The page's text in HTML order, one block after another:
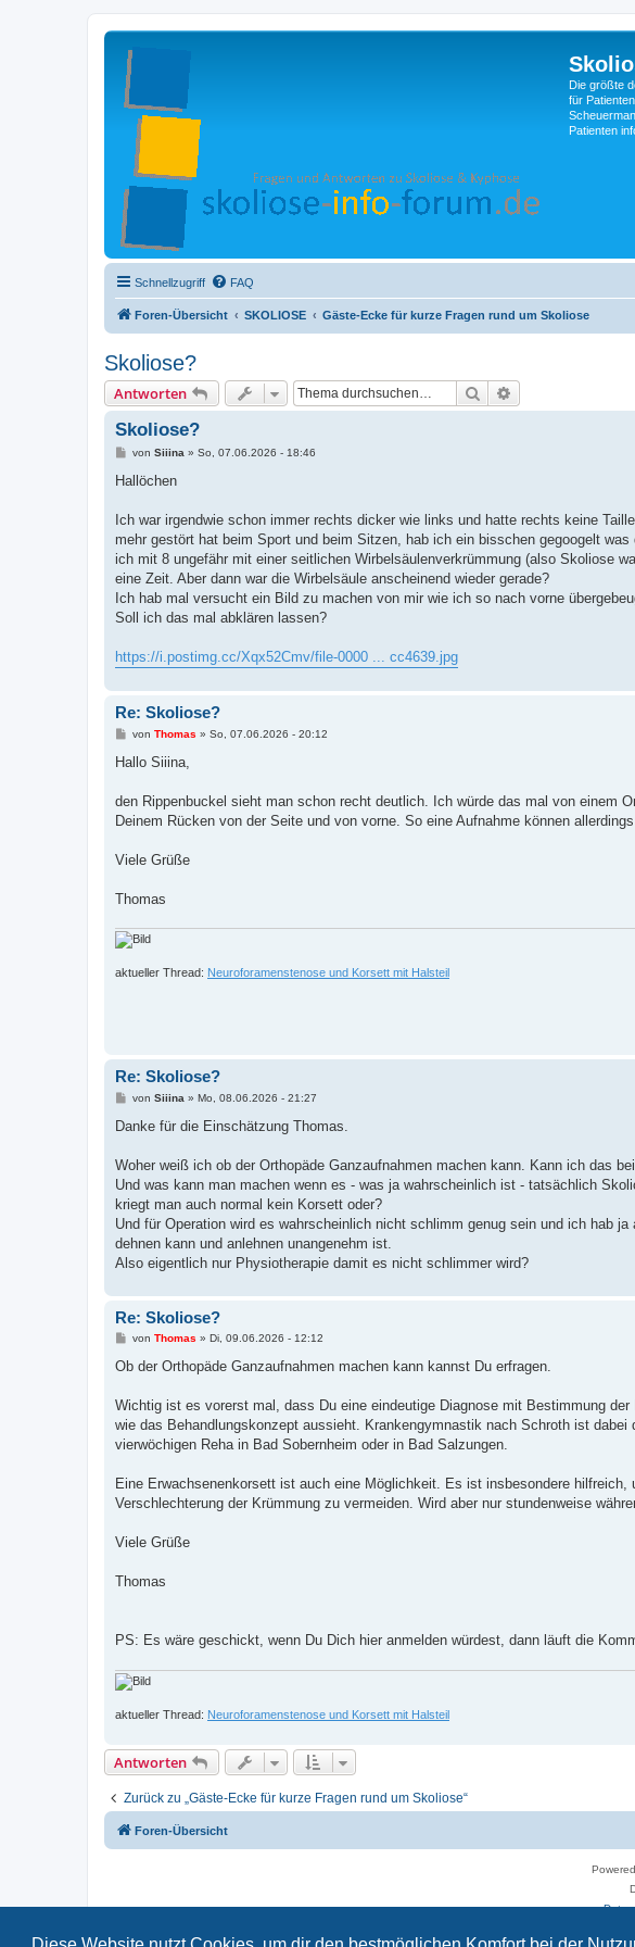
Die größte
für
Patienten
Schnellzugriff FAQ
Foren-Übersicht SKOLIOSE Gäste-Ecke für kurze Fragen rund um Skoliose
Skoliose?
Antworten Suche
Skoliose?
B
i
a
von Siiina » So, 07.06.2026 - 18:46
Hallöchen
Ich war irgendwie schon immer rechts dicker wie links und hatte rechts keine
mehr gestört hat beim Sport und beim Sitzen, hab ich ein bisschen gegoogelt
ich mit 8 ungefähr mit einer seitlichen Wirbelsäulenverkrümmung (also Skoliose
eine Zeit. Aber dann war die Wirbelsäule anscheinend wieder gerade?
Ich hab mal versucht ein Bild zu machen von mir wie ich so nach vorne
Soll ich das mal abklären lassen?
https://i.postimg.cc/Xqx52Cmv/file-0000 ... cc4639.jpg
Re: Skoliose?
B
i
a
von Thomas » So, 07.06.2026 - 20:12
Hallo Siiina,
den Rippenbuckel sieht man schon recht deutlich. Ich würde das mal von einem
Deinem Rücken von der Seite und von vorne. So eine Aufnahme können
Viele Grüße
Thomas
aktueller Thread: Neuroforamenstenose und Korsett mit Halsteil
Re: Skoliose?
B
i
a
von Siiina » Mo, 08.06.2026 - 21:27
Danke für die Einschätzung Thomas.
Woher weiß ich ob der Orthopäde Ganzaufnahmen machen kann. Kann ich das
Und was kann man machen wenn es - was ja wahrscheinlich ist - tatsächlich
kriegt man auch normal kein Korsett oder?
Und für Operation wird es wahrscheinlich nicht schlimm genug sein und ich hab
dehnen kann und anlehnen unangenehm ist.
Also eigentlich nur Physiotherapie damit es nicht schlimmer wird?
Re: Skoliose?
B
i
a
von Thomas » Di, 09.06.2026 - 12:12
Ob der Orthopäde Ganzaufnahmen machen kann kannst Du erfragen.
Wichtig ist es vorerst mal, dass Du eine eindeutige Diagnose mit Bestimmung
wie das Behandlungskonzept aussieht. Krankengymnastik nach Schroth ist
vierwöchigen Reha in Bad Sobernheim oder in Bad Salzungen.
Eine Erwachsenenkorsett ist auch eine Möglichkeit. Es ist insbesondere
Verschlechterung der Krümmung zu vermeiden. Wird aber nur stundenweise
Viele Grüße
Thomas
PS: Es wäre geschickt, wenn Du Dich hier anmelden würdest, dann läuft die
aktueller Thread: Neuroforamenstenose und Korsett mit Halsteil
Antworten
Zurück zu „Gäste-Ecke für kurze Fragen rund um Skoliose“
Foren-Übersicht